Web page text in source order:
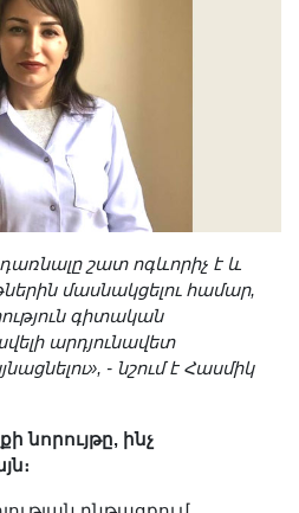
դառնալը շատ ոգևորիչ է և
մասնակցելու համար,
գիտական
արդյունավետ
- նշում է Հասմիկ
նորույթը, ինչ